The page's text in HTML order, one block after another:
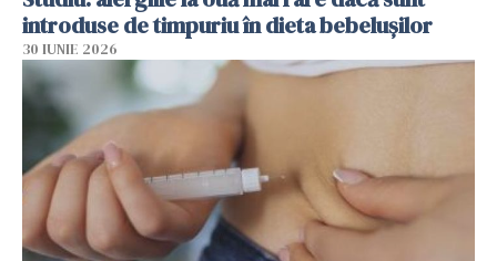
introduse de timpuriu în dieta bebelușilor
30 IUNIE 2026